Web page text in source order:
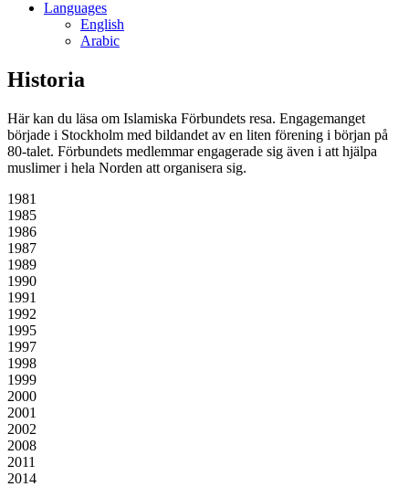
Languages
English
Arabic
Historia
Här kan du läsa om Islamiska Förbundets resa. Engagemanget
började i Stockholm med bildandet av en liten förening i början på
80-talet. Förbundets medlemmar engagerade sig även i att hjälpa
muslimer i hela Norden att organisera sig.
1981
1985
1986
1987
1989
1990
1991
1992
1995
1997
1998
1999
2000
2001
2002
2008
2011
2014